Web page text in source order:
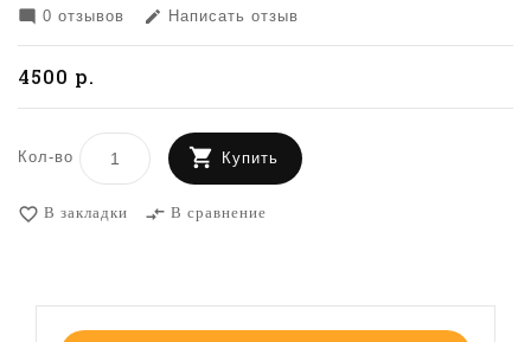
mode_comment 0 отзывов edit Написать отзыв
4500 р.
Кол-во Купить
favorite_border В закладки compare_arrows В сравнение